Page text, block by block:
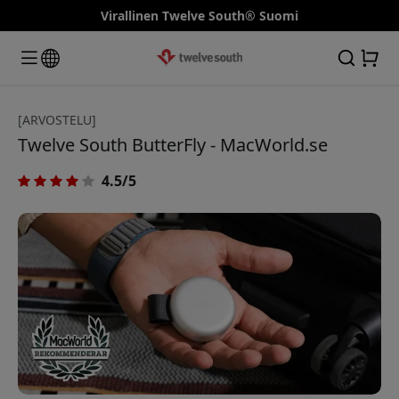
Virallinen Twelve South® Suomi
[ARVOSTELU]
Twelve South ButterFly - MacWorld.se
4.5/5